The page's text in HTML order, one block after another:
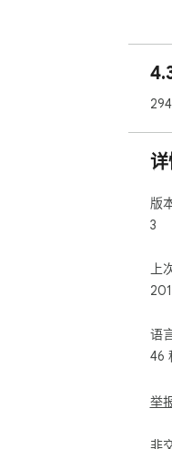
版
3
上
举
语
46
非